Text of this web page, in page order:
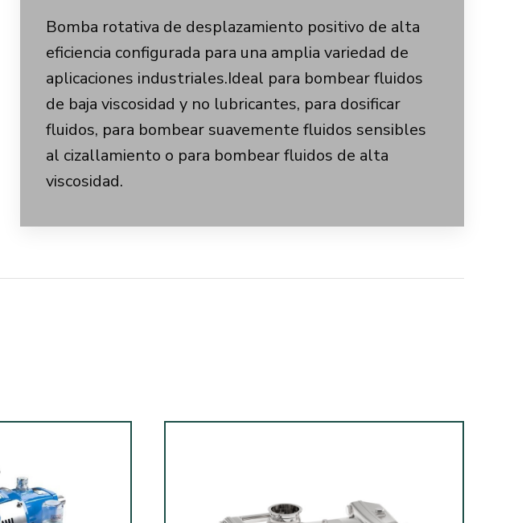
Bomba rotativa de desplazamiento positivo de alta
eficiencia configurada para una amplia variedad de
aplicaciones industriales.Ideal para bombear fluidos
de baja viscosidad y no lubricantes, para dosificar
fluidos, para bombear suavemente fluidos sensibles
al cizallamiento o para bombear fluidos de alta
viscosidad.